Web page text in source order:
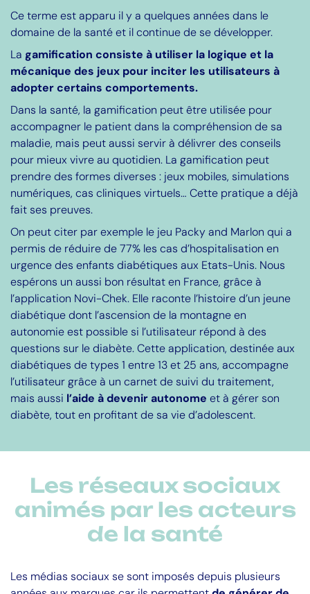
Ce terme est apparu il y a quelques années dans le
domaine de la santé et il continue de se développer.
La gamification consiste à utiliser la logique et la
mécanique des jeux pour inciter les utilisateurs à
adopter certains comportements.
Dans la santé, la gamification peut être utilisée pour
accompagner le patient dans la compréhension de sa
maladie, mais peut aussi servir à délivrer des conseils
pour mieux vivre au quotidien. La gamification peut
prendre des formes diverses : jeux mobiles, simulations
numériques, cas cliniques virtuels… Cette pratique a déjà
fait ses preuves.
On peut citer par exemple le jeu Packy and Marlon qui a
permis de réduire de 77% les cas d’hospitalisation en
urgence des enfants diabétiques aux Etats-Unis. Nous
espérons un aussi bon résultat en France, grâce à
l’application Novi-Chek. Elle raconte l’histoire d’un jeune
diabétique dont l’ascension de la montagne en
autonomie est possible si l’utilisateur répond à des
questions sur le diabète. Cette application, destinée aux
diabétiques de types 1 entre 13 et 25 ans, accompagne
l’utilisateur grâce à un carnet de suivi du traitement,
mais aussi l’aide à devenir autonome et à gérer son
diabète, tout en profitant de sa vie d’adolescent.
Les réseaux sociaux
animés par les acteurs
de la santé
Les médias sociaux se sont imposés depuis plusieurs